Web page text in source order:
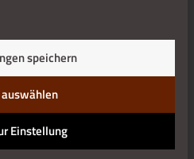
speichern
Einstellung